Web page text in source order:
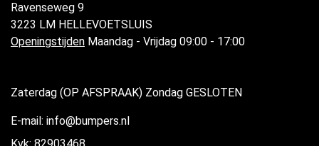
Ravenseweg 9
3223 LM HELLEVOETSLUIS
Openingstijden Maandag - Vrijdag 09:00 - 17:00
Zaterdag (OP AFSPRAAK) Zondag GESLOTEN
E-mail: info@bumpers.nl